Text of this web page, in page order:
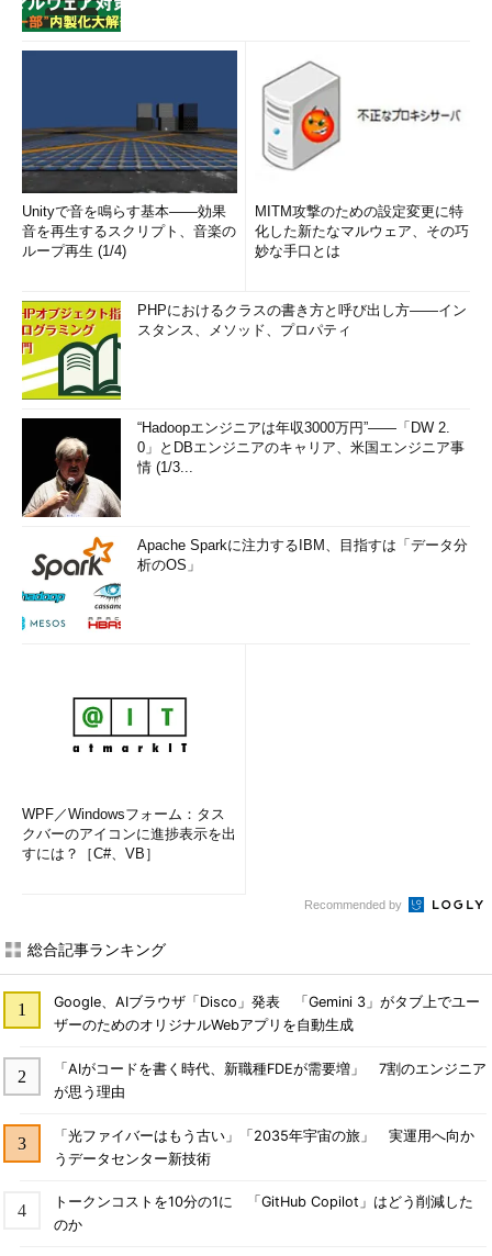
Unityで音を鳴らす基本――効果
音を再生するスクリプト、音楽の
ループ再生 (1/4)
MITM攻撃のための設定変更に特
化した新たなマルウェア、その巧
妙な手口とは
PHPにおけるクラスの書き方と呼び出し方――イン
スタンス、メソッド、プロパティ
“Hadoopエンジニアは年収3000万円”――「DW 2.
0」とDBエンジニアのキャリア、米国エンジニア事
情 (1/3...
Apache Sparkに注力するIBM、目指すは「データ分
析のOS」
WPF／Windowsフォーム：タス
クバーのアイコンに進捗表示を出
すには？［C#、VB］
Recommended by
総合記事ランキング
Google、AIブラウザ「Disco」発表 「Gemini 3」がタブ上でユー
ザーのためのオリジナルWebアプリを自動生成
「AIがコードを書く時代、新職種FDEが需要増」 7割のエンジニア
が思う理由
「光ファイバーはもう古い」「2035年宇宙の旅」 実運用へ向か
うデータセンター新技術
トークンコストを10分の1に 「GitHub Copilot」はどう削減した
のか